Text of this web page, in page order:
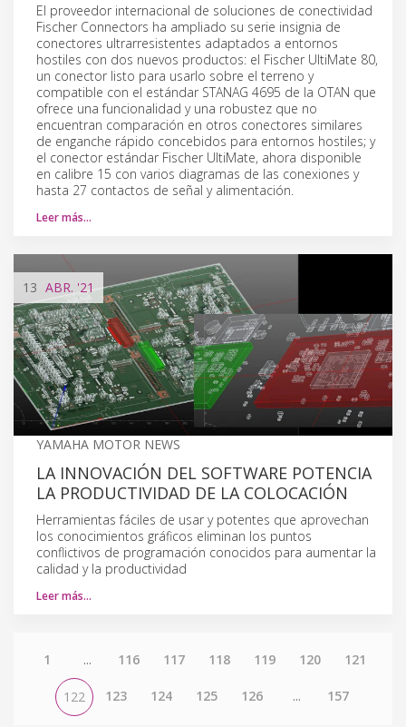
El proveedor internacional de soluciones de conectividad
Fischer Connectors ha ampliado su serie insignia de
conectores ultrarresistentes adaptados a entornos
hostiles con dos nuevos productos: el Fischer UltiMate 80,
un conector listo para usarlo sobre el terreno y
compatible con el estándar STANAG 4695 de la OTAN que
ofrece una funcionalidad y una robustez que no
encuentran comparación en otros conectores similares
de enganche rápido concebidos para entornos hostiles; y
el conector estándar Fischer UltiMate, ahora disponible
en calibre 15 con varios diagramas de las conexiones y
hasta 27 contactos de señal y alimentación.
Leer más…
13 ABR. '21
YAMAHA MOTOR NEWS
LA INNOVACIÓN DEL SOFTWARE POTENCIA
LA PRODUCTIVIDAD DE LA COLOCACIÓN
Herramientas fáciles de usar y potentes que aprovechan
los conocimientos gráficos eliminan los puntos
conflictivos de programación conocidos para aumentar la
calidad y la productividad
Leer más…
1 ... 116 117 118 119 120 121
122 123 124 125 126 ... 157